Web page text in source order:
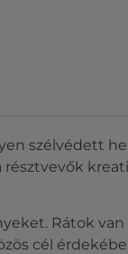
szélvédett
Rátok
cél